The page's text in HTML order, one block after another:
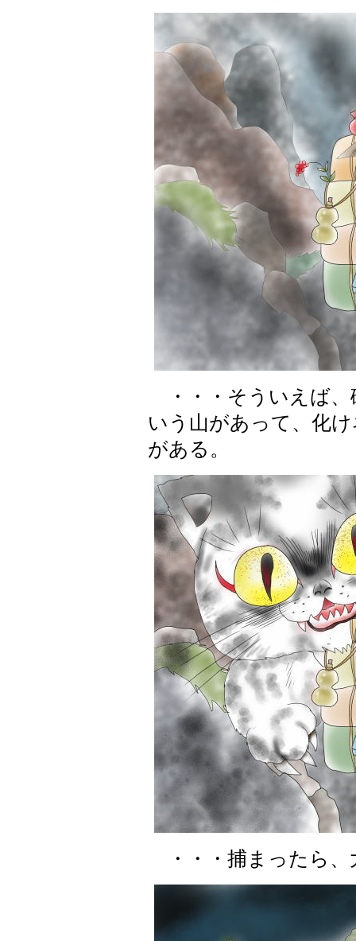
・・・そういえば、
いう山があって、化
がある。
・・・捕まったら、